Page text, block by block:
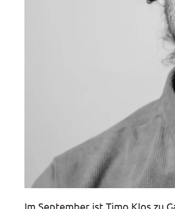
Im September ist Timo Klos zu